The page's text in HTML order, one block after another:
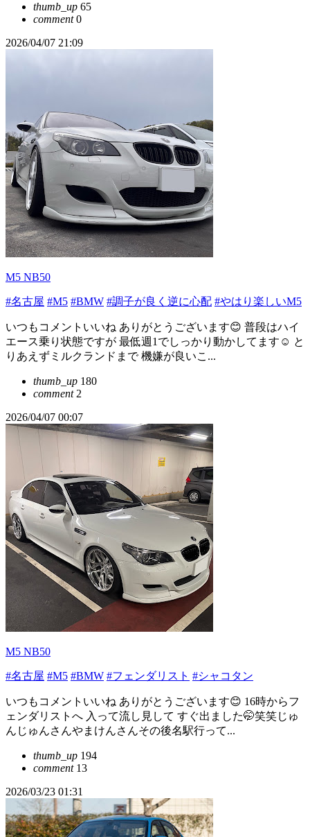
thumb_up 65
comment0
2026/04/07 21:09
M5 NB50
#名古屋 #M5 #BMW #調子が良く逆に心配 #やはり楽しいM5
いつもコメントいいね ありがとうございます😊 普段はハイ
エース乗り状態ですが 最低週1でしっかり動かしてます☺️ と
りあえずミルクランドまで 機嫌が良いこ...
thumb_up 180
comment2
2026/04/07 00:07
M5 NB50
#名古屋 #M5 #BMW #フェンダリスト #シャコタン
いつもコメントいいね ありがとうございます😊 16時からフ
ェンダリストへ 入って流し見して すぐ出ました🤭笑笑じゅ
んじゅんさんやまけんさんその後名駅行って...
thumb_up 194
comment13
2026/03/23 01:31